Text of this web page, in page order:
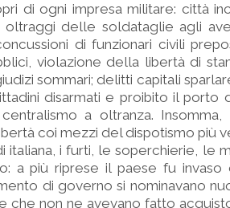
di ogni impresa militare: città
oltraggi delle soldataglie agli
di funzionari civili
violazione della libertà di
sommari; delitti capitali
disarmati e proibito il porto
a oltranza. Insomma,
coi mezzi del dispotismo più
i furti, le soperchierie, le
a più riprese il paese fu invaso
di governo si nominavano
che non ne avevano fatto